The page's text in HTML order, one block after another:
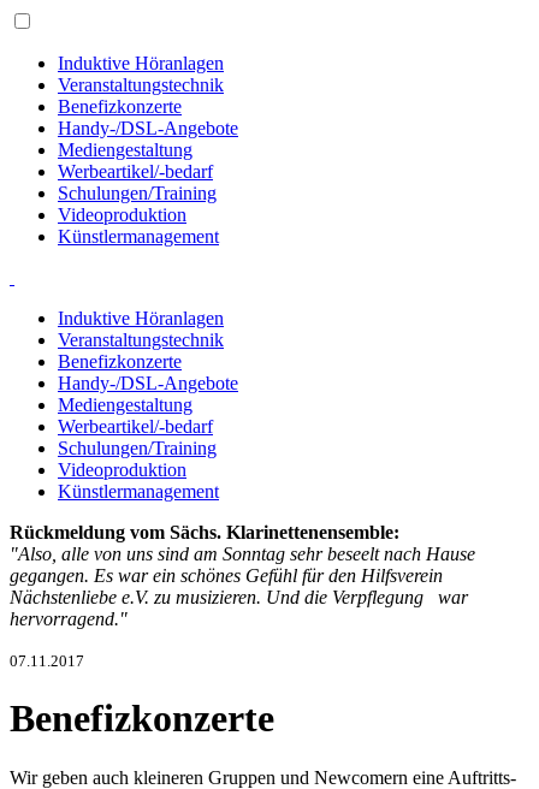
Induktive Höranlagen
Veranstaltungstechnik
Benefizkonzerte
Handy-/DSL-Angebote
Mediengestaltung
Werbeartikel/-bedarf
Schulungen/Training
Videoproduktion
Künstlermanagement
Induktive Höranlagen
Veranstaltungstechnik
Benefizkonzerte
Handy-/DSL-Angebote
Mediengestaltung
Werbeartikel/-bedarf
Schulungen/Training
Videoproduktion
Künstlermanagement
Rückmeldung vom Sächs. Klarinetten­ensemble:
"Also, alle von uns sind am Sonntag sehr beseelt nach Hause
gegangen. Es war ein schönes Gefühl für den Hilfs­verein
Nächstenliebe e.V. zu musizieren. Und die Verpfle­gung war
hervorra­gend."
07.11.2017
Benefizkonzerte
Wir geben auch kleineren Gruppen und New­comern eine Auf­tritts­